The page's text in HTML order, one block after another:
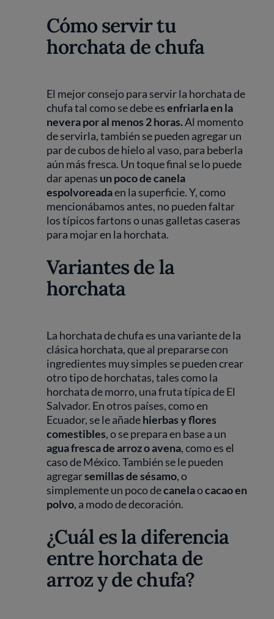
Cómo servir tu
horchata de chufa
El mejor consejo para servir la horchata de
chufa tal como se debe esenfriarla en la
nevera por al menos 2 horas.Al momento
de servirla, también se pueden agregar un
par de cubos de hielo al vaso, para beberla
aún más fresca. Un toque final se lo puede
dar apenas un poco de canela
espolvoreadaen la superficie. Y, como
mencionábamos antes, no pueden faltar
los típicos fartons o unas galletas caseras
para mojar en la horchata.
Variantes de la
horchata
La horchata de chufa es una variante de la
clásica horchata, que al prepararse con
ingredientes muy simples se pueden crear
otro tipo de horchatas, tales como la
horchata de morro, una fruta típica de El
Salvador. En otros países, como en
Ecuador, se le añadehierbas y flores
comestibles, o se prepara en base a un
agua fresca de arroz o avena, como es el
caso de México. También se le pueden
agregarsemillas de sésamo, o
simplemente un poco decanelaocacao en
polvo, a modo de decoración.
¿Cuál es la diferencia
entre horchata de
arroz y de chufa?